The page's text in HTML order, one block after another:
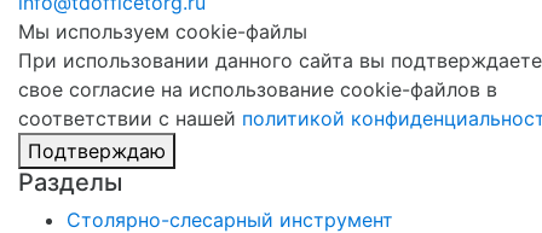
Мы используем cookie-файлы
При использовании данного сайта вы подтверждаете
свое согласие на использование cookie-файлов в
соответствии с нашей политикой
Подтверждаю
Разделы
Столярно-слесарный инструмент